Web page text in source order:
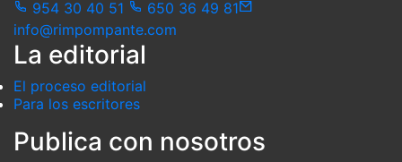
954 30 40 51
650 36 49 81
info@rimpompante.com
La editorial
El proceso editorial
Para los escritores
Publica con nosotros